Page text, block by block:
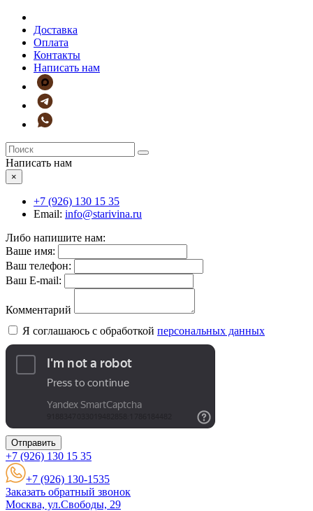
Доставка
Оплата
Контакты
Написать нам
Написать нам
×
+7 (926) 130 15 35
Email: info@starivina.ru
Либо напишите нам:
Ваше имя:
Ваш телефон:
Ваш E-mail:
Комментарий
Я соглашаюсь с обработкой персональных данных
Отправить
+7 (926) 130 15 35
+7 (926) 130-1535
Заказать обратный звонок
Москва, ул.Свободы, 29